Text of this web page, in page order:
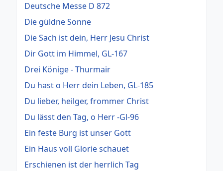
Deutsche Messe D 872
Die güldne Sonne
Die Sach ist dein, Herr Jesu Christ
Dir Gott im Himmel, GL-167
Drei Könige - Thurmair
Du hast o Herr dein Leben, GL-185
Du lieber, heilger, frommer Christ
Du lässt den Tag, o Herr -Gl-96
Ein feste Burg ist unser Gott
Ein Haus voll Glorie schauet
Erschienen ist der herrlich Tag